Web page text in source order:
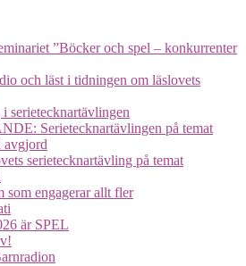
”Böcker och spel – konkurrenter
och läst i tidningen om läslovets
serietecknartävlingen
Serietecknartävlingen på temat
serietecknartävling på temat
som engagerar allt fler
är SPEL